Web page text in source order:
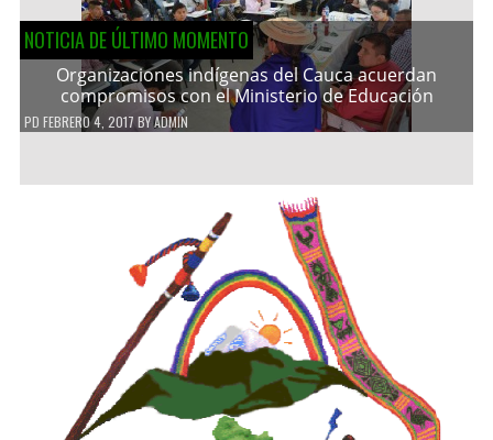
NOTICIA DE ÚLTIMO MOMENTO
Organizaciones indígenas del Cauca acuerdan
compromisos con el Ministerio de Educación
PD FEBRERO 4, 2017 BYADMIN